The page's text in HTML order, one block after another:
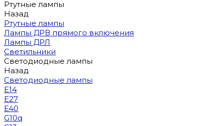
Ртутные лампы
Назад
Ртутные лампы
Лампы ДРВ прямого включения
Лампы ДРЛ
Светильники
Светодиодные лампы
Назад
Светодиодные лампы
E14
E27
E40
G10q